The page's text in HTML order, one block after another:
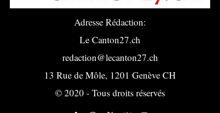
Adresse Rédaction:
Le Canton27.ch
redaction@lecanton27.ch
13 Rue de Môle, 1201 Genève CH
© 2020 - Tous droits réservés